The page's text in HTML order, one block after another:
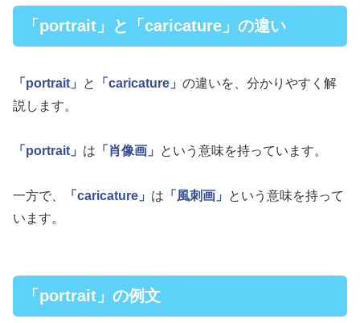
「portrait」と「caricature」の違い
「portrait」 と 「caricature」 の違いを、分かりやすく解
説します。
「portrait」 は 「肖像画」 という意味を持っています。
一方で、 「caricature」 は 「風刺画」
という意味を持って
います。
「portrait」の例文